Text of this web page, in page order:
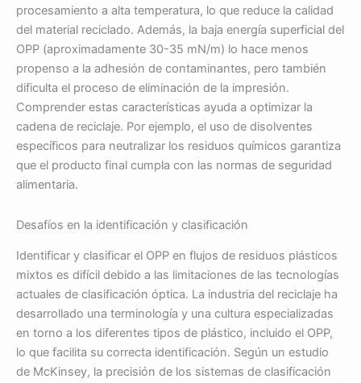
procesamiento a alta temperatura, lo que reduce la calidad
del material reciclado. Además, la baja energía superficial del
OPP (aproximadamente 30-35 mN/m) lo hace menos
propenso a la adhesión de contaminantes, pero también
dificulta el proceso de eliminación de la impresión.
Comprender estas características ayuda a optimizar la
cadena de reciclaje. Por ejemplo, el uso de disolventes
específicos para neutralizar los residuos químicos garantiza
que el producto final cumpla con las normas de seguridad
alimentaria.
Desafíos en la identificación y clasificación
Identificar y clasificar el OPP en flujos de residuos plásticos
mixtos es difícil debido a las limitaciones de las tecnologías
actuales de clasificación óptica. La industria del reciclaje ha
desarrollado una terminología y una cultura especializadas
en torno a los diferentes tipos de plástico, incluido el OPP,
lo que facilita su correcta identificación. Según un estudio
de McKinsey, la precisión de los sistemas de clasificación